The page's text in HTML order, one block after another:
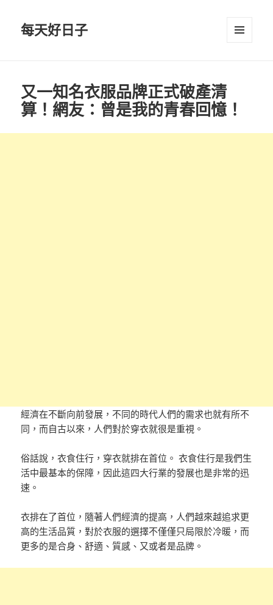
每天好日子
又一知名衣服品牌正式破產清
算！網友：曾是我的青春回憶！
經濟在不斷向前發展，不同的時代人們的需求也就有所不
同，而自古以來，人們對於穿衣就很是重視。
俗話說，衣食住行，穿衣就排在首位。 衣食住行是我們生
活中最基本的保障，因此這四大行業的發展也是非常的迅
速。
衣排在了首位，隨著人們經濟的提高，人們越來越追求更
高的生活品質，對於衣服的選擇不僅僅只局限於冷暖，而
更多的是合身、舒適、質感、又或者是品牌。